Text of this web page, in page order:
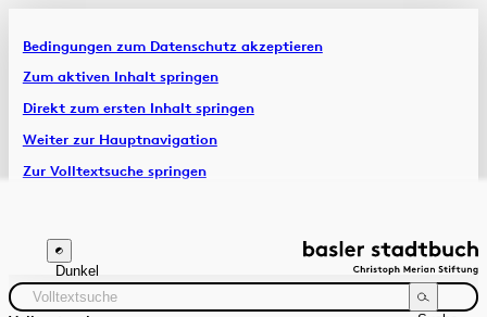
Bedingungen zum Datenschutz akzeptieren
Zum aktiven Inhalt springen
Direkt zum ersten Inhalt springen
Weiter zur Hauptnavigation
Zur Volltextsuche springen
Artikel & Dossiers
Chronik
Dunkel